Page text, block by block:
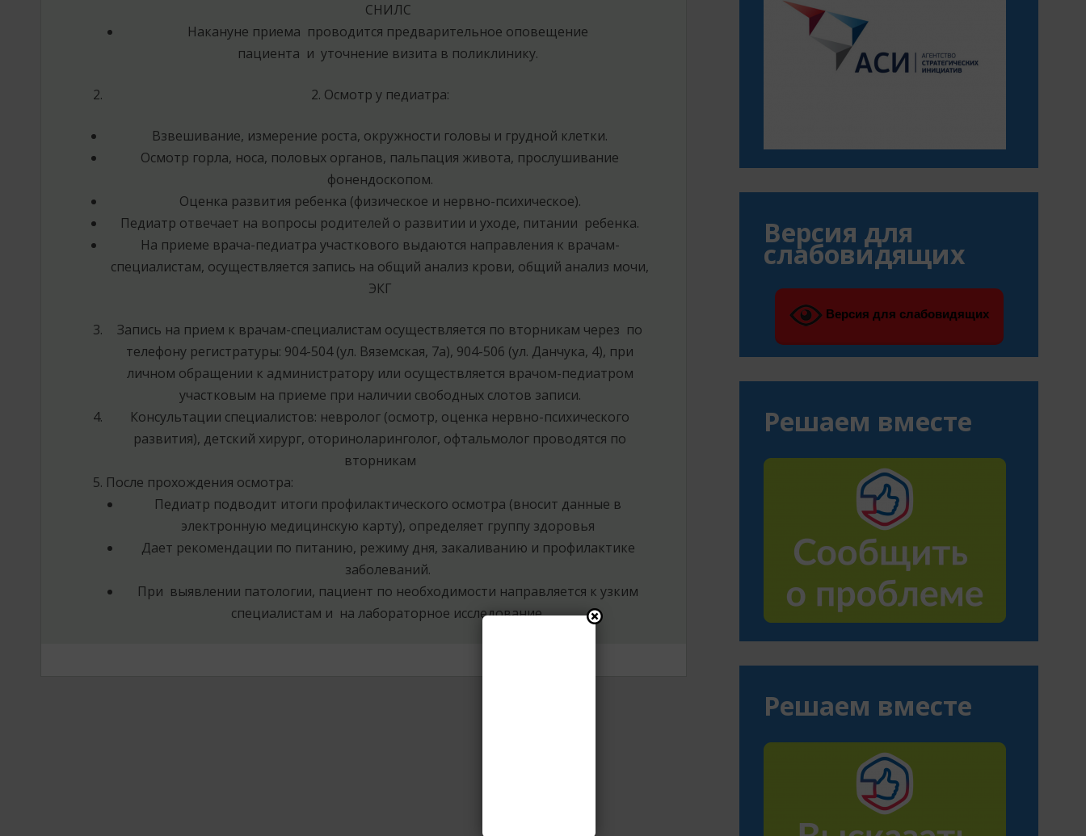
СНИЛС
Накануне приема проводится предварительное оповещение
пациента и уточнение визита в поликлинику.
2. Осмотр у педиатра:
Взвешивание, измерение роста, окружности головы и грудной клетки.
Осмотр горла, носа, половых органов, пальпация живота, прослушивание
фонендоскопом.
Оценка развития ребенка (физическое и нервно-психическое).
Педиатр отвечает на вопросы родителей о развитии и уходе, питании ребенка.
На приеме врача-педиатра участкового выдаются направления к врачам-
специалистам, осуществляется запись на общий анализ крови, общий анализ мочи,
ЭКГ
Запись на прием к врачам-специалистам осуществляется по вторникам через по
телефону регистратуры: 904-504 (ул. Вяземская, 7а), 904-506 (ул. Данчука, 4), при
личном обращении к администратору или осуществляется врачом-педиатром
участковым на приеме при наличии свободных слотов записи.
Консультации специалистов: невролог (осмотр, оценка нервно-психического
развития), детский хирург, оториноларинголог, офтальмолог проводятся по
вторникам
После прохождения осмотра:
Педиатр подводит итоги профилактического осмотра (вносит данные в
электронную медицинскую карту), определяет группу здоровья
Дает рекомендации по питанию, режиму дня, закаливанию и профилактике
заболеваний.
При выявлении патологии, пациент по необходимости направляется к узким
специалистам и на лабораторное исследование.
Версия для
слабовидящих
Версия для слабовидящих
Решаем вместе
Решаем вместе